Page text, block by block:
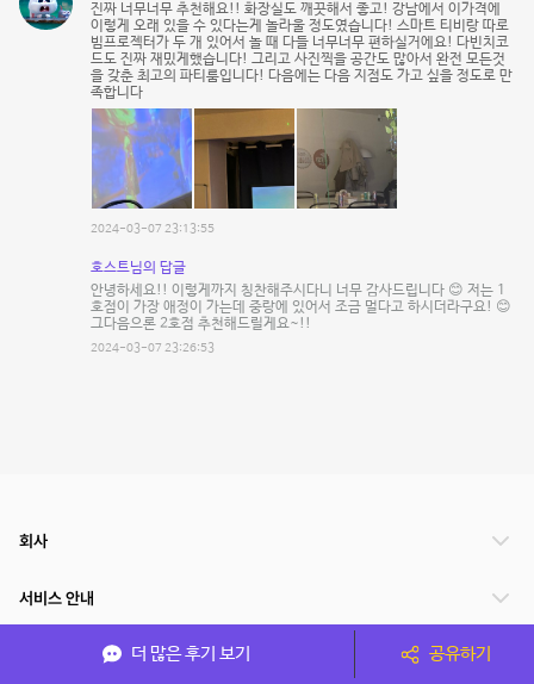
진짜 너무너무 추천해요!! 화장실도 깨끗해서 좋고! 강남에서 이가격에
이렇게 오래 있을 수 있다는게 놀라울 정도였습니다! 스마트 티비랑 따로
빔프로젝터가 두 개 있어서 놀 때 다들 너무너무 편하실거에요! 다빈치코
드도 진짜 재밌게했습니다! 그리고 사진찍을 공간도 많아서 완전 모든것
을 갖춘 최고의 파티룸입니다! 다음에는 다음 지점도 가고 싶을 정도로 만
족합니다
2024-03-07 23:13:55
호스트님의 답글
안녕하세요!! 이렇게까지 칭찬해주시다니 너무 감사드립니다 😊 저는 1
호점이 가장 애정이 가는데 중랑에 있어서 조금 멀다고 하시더라구요! 😊
그다음으론 2호점 추천해드릴게요~!!
2024-03-07 23:26:53
더 많은 후기 보기 공유하기
회사
서비스 안내